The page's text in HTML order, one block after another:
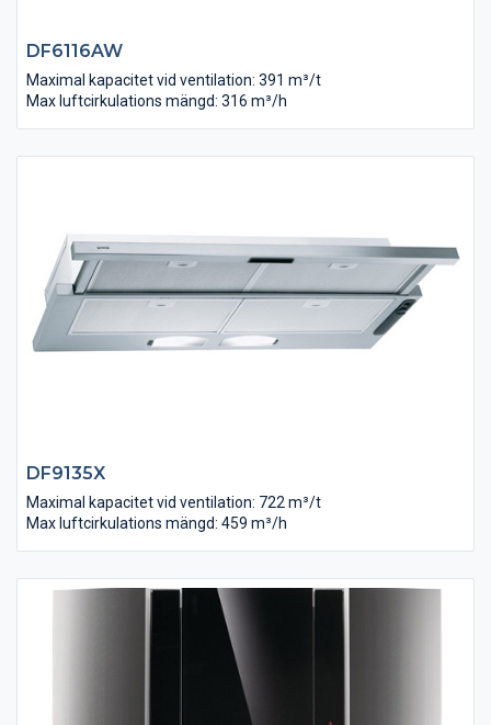
DF6116AW
Maximal kapacitet vid ventilation: 391 m³/t
Max luftcirkulations mängd: 316 m³/h
DF9135X
Maximal kapacitet vid ventilation: 722 m³/t
Max luftcirkulations mängd: 459 m³/h